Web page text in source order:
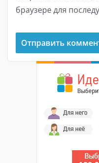
браузере для